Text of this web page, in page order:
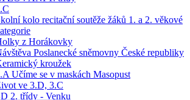
kolo recitační soutěže žáků 1. a 2. věkové
z Horákovky
Poslanecké sněmovny České republiky
kroužek
Učíme se v maskách Masopust
ve 3.D, 3.C
2. třídy - Venku